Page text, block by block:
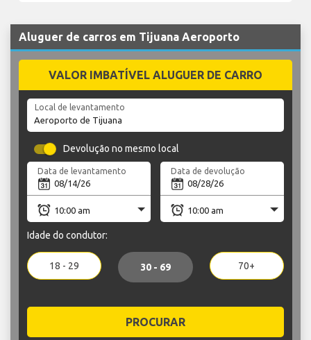
Aluguer de carros em Tijuana Aeroporto
VALOR IMBATÍVEL ALUGUER DE CARRO
Local de levantamento
Devolução no mesmo local
Data de levantamento Data de devolução
Idade do condutor:
18 - 29 30 - 69 70+
PROCURAR